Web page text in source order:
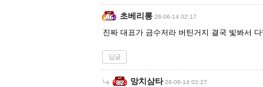
초베리롱 26-06-14 02:17
진짜 대표가 금수저라 버틴거지 결국 빛봐서
답글
망치삼타 26-06-14 02:27